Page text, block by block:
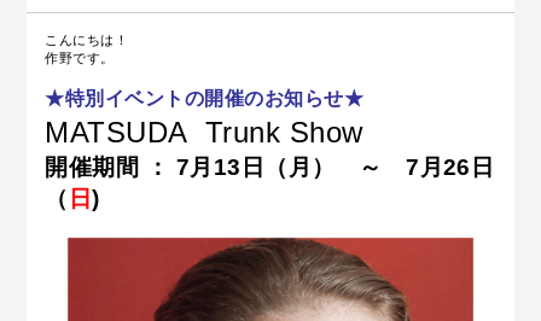
こんにちは！
作野です。
★特別イベントの開催のお知らせ★
MATSUDA Trunk Show
開催期間 ： 7月13日（月） ～ 7月26日
（ 日)